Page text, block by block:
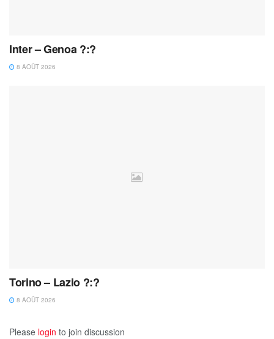
Inter – Genoa ?:?
8 AOÛT 2026
Torino – Lazio ?:?
8 AOÛT 2026
Please login to join discussion